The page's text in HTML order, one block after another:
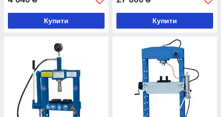
Купити Купити